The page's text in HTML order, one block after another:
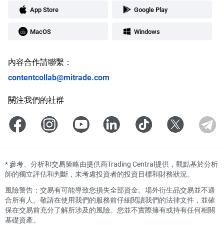
App Store Google Play
MacOS Windows
內容合作請聯繫：
contentcollab@mitrade.com
關注我們的社群
*參考、分析和交易策略由提供商Trading Central提供，觀點基於分析
師的獨立評估和判斷，未考慮投資者的投資目標和財務狀況。
風險警告：交易有可能導致您損失全部資金。場外衍生品交易並不適
合所有人。敬請在使用我們的服務前仔細閱讀我們的法律文件，並確
保在交易前充分了解所涉及的風險。您並不實際擁有或持有任何相關
基礎資產。